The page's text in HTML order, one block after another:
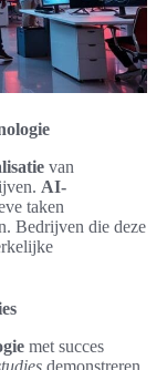
van
AI-
taken
Bedrijven die deze
met succes
demonstreren